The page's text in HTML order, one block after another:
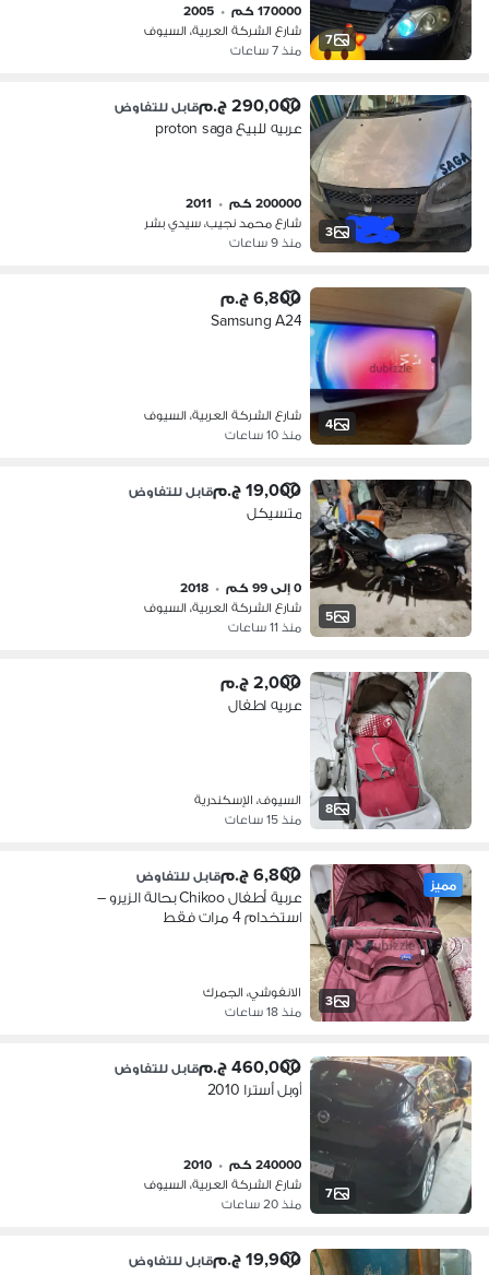
7
170000 كم •
2005
شارع الشركة العربية، السيوف
منذ 7 ساعات
3
290,000 ج.م قابل للتفاوض
عربيه للبيع proton saga
200000 كم •
2011
شارع محمد نجيب، سيدي بشر
منذ 9 ساعات
4
6,800 ج.م
Samsung A24
شارع الشركة العربية، السيوف
منذ 10 ساعات
5
19,000 ج.م قابل للتفاوض
متسيكل
0 إلى 99 كم •
2018
شارع الشركة العربية، السيوف
منذ 11 ساعات
8
2,000 ج.م
عربيه اطفال
السيوف، الإسكندرية
منذ 15 ساعات
3
مميز 6,800 ج.م قابل للتفاوض
عربية أطفال Chikoo بحالة الزيرو –
استخدام 4 مرات فقط
الانفوشي، الجمرك
منذ 18 ساعات
7
460,000 ج.م قابل للتفاوض
أوبل أسترا 2010
240000 كم •
2010
شارع الشركة العربية، السيوف
منذ 20 ساعات
19,900 ج.م قابل للتفاوض